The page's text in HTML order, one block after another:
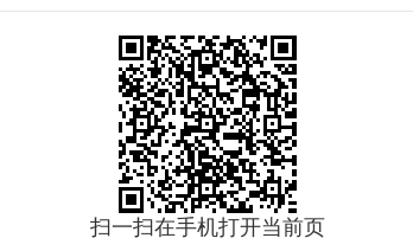
扫一扫在手机打开当前页